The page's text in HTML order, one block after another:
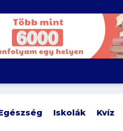
Iskolák Kvíz